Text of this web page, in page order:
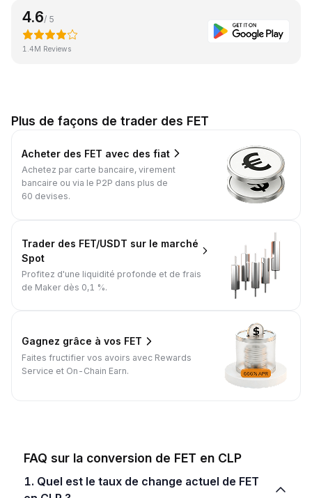
4.6/ 5
1.4M Reviews
Plus de façons de trader des FET
Acheter des FET avec des fiat
Achetez par carte bancaire, virement
bancaire ou via le P2P dans plus de
60 devises.
Trader des FET/USDT sur le marché
Spot
Profitez d'une liquidité profonde et de frais
de Maker dès 0,1 %.
Gagnez grâce à vos FET
Faites fructifier vos avoirs avec Rewards
Service et On-Chain Earn.
FAQ sur la conversion de FET en CLP
1. Quel est le taux de change actuel de FET